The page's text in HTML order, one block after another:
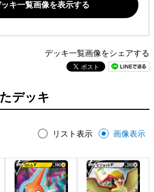
キ一覧画像を表示する
デッキ一覧画像をシェアする
デッキ
リスト表示 画像表示